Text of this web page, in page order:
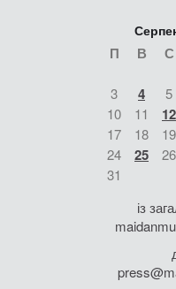
П В С
3 4 5
10
11 12
17
18 19
24
25 26
31
із